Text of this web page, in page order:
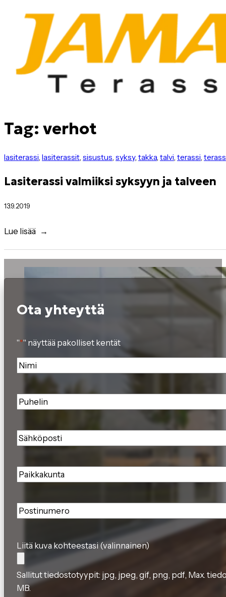
Tag: verhot
lasiterassi, lasiterassit, sisustus, syksy, takka, talvi, terassi,
Lasiterassi valmiiksi syksyyn ja talveen
13.9.2019
Lue lisää
Ota yhteyttä
"*" näyttää pakolliset kentät
Nimi*
Puhelin*
Sähköposti*
Paikkakunta*
Postinumero*
Liitä kuva kohteestasi (valinnainen)
Sallitut tiedostotyypit: jpg, jpeg, gif, png, pdf, Max.
MB.